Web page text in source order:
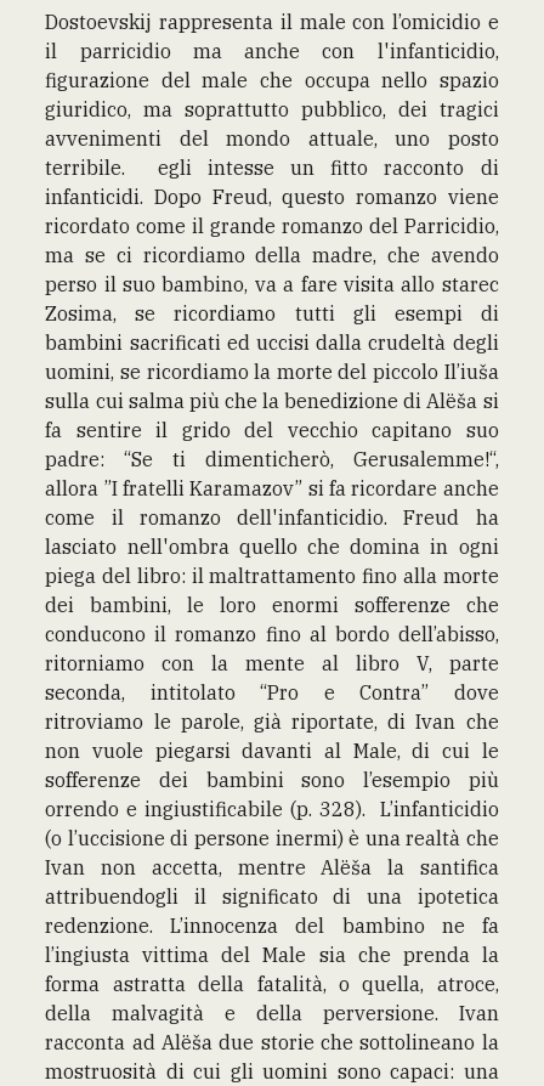
Dostoevskij rappresenta il male con l’omicidio e
il parricidio ma anche con l'infanticidio,
figurazione del male che occupa nello spazio
giuridico, ma soprattutto pubblico, dei tragici
avvenimenti del mondo attuale, uno posto
terribile. egli intesse un fitto racconto di
infanticidi. Dopo Freud, questo romanzo viene
ricordato come il grande romanzo del Parricidio,
ma se ci ricordiamo della madre, che avendo
perso il suo bambino, va a fare visita allo starec
Zosima, se ricordiamo tutti gli esempi di
bambini sacrificati ed uccisi dalla crudeltà degli
uomini, se ricordiamo la morte del piccolo Il’iuša
sulla cui salma più che la benedizione di Alëša si
fa sentire il grido del vecchio capitano suo
padre: “Se ti dimenticherò, Gerusalemme!“,
allora ”I fratelli Karamazov” si fa ricordare anche
come il romanzo dell'infanticidio. Freud ha
lasciato nell'ombra quello che domina in ogni
piega del libro: il maltrattamento fino alla morte
dei bambini, le loro enormi sofferenze che
conducono il romanzo fino al bordo dell’abisso,
ritorniamo con la mente al libro V, parte
seconda, intitolato “Pro e Contra” dove
ritroviamo le parole, già riportate, di Ivan che
non vuole piegarsi davanti al Male, di cui le
sofferenze dei bambini sono l’esempio più
orrendo e ingiustificabile (p. 328). L’infanticidio
(o l’uccisione di persone inermi) è una realtà che
Ivan non accetta, mentre Alëša la santifica
attribuendogli il significato di una ipotetica
redenzione. L’innocenza del bambino ne fa
l’ingiusta vittima del Male sia che prenda la
forma astratta della fatalità, o quella, atroce,
della malvagità e della perversione. Ivan
racconta ad Alëša due storie che sottolineano la
mostruosità di cui gli uomini sono capaci: una